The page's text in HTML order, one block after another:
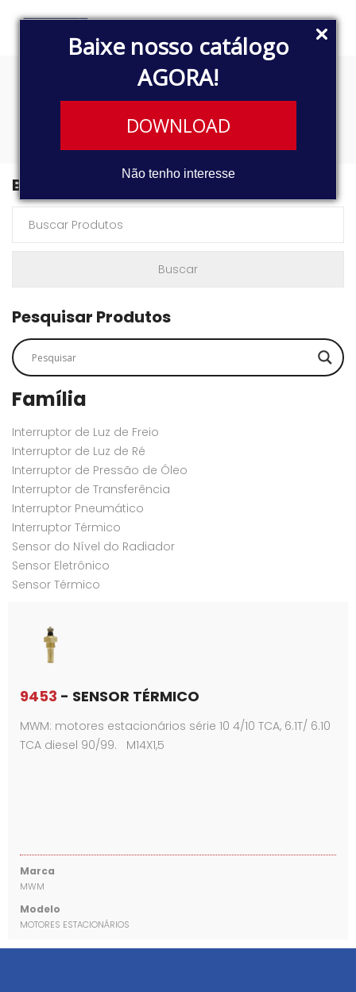
Baixe nosso catálogo
AGORA!
DOWNLOAD
Não tenho interesse
905695090013
Buscar Produtos
Pesquisar Produtos
Família
Interruptor de Luz de Freio
Interruptor de Luz de Ré
Interruptor de Pressão de Óleo
Interruptor de Transferência
Interruptor Pneumático
Interruptor Térmico
Sensor do Nível do Radiador
Sensor Eletrônico
Sensor Térmico
9453 - SENSOR TÉRMICO
MWM: motores estacionários série 10 4/10 TCA, 6.1T/ 6.10
TCA diesel 90/99. M14X1,5
Marca
MWM
Modelo
MOTORES ESTACIONÁRIOS